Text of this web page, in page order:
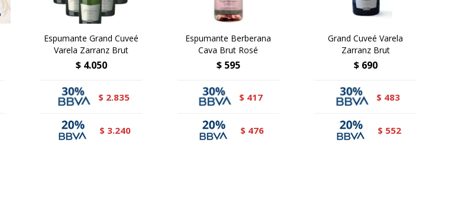
Espumante Grand Cuveé
Varela Zarranz Brut
$ 4.050
$ 2.835
$ 3.240
Espumante Berberana
Cava Brut Rosé
$ 595
$ 417
$ 476
Grand Cuveé Varela
Zarranz Brut
$ 690
$ 483
$ 552